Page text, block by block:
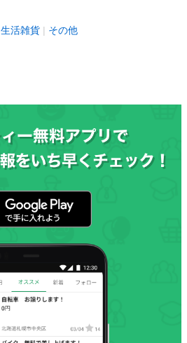
生活雑貨 その他